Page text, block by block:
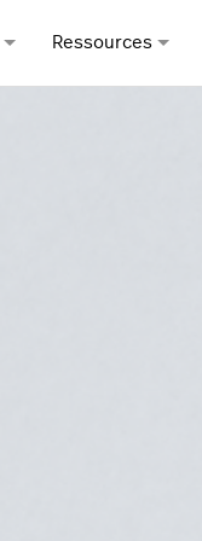
Ressources